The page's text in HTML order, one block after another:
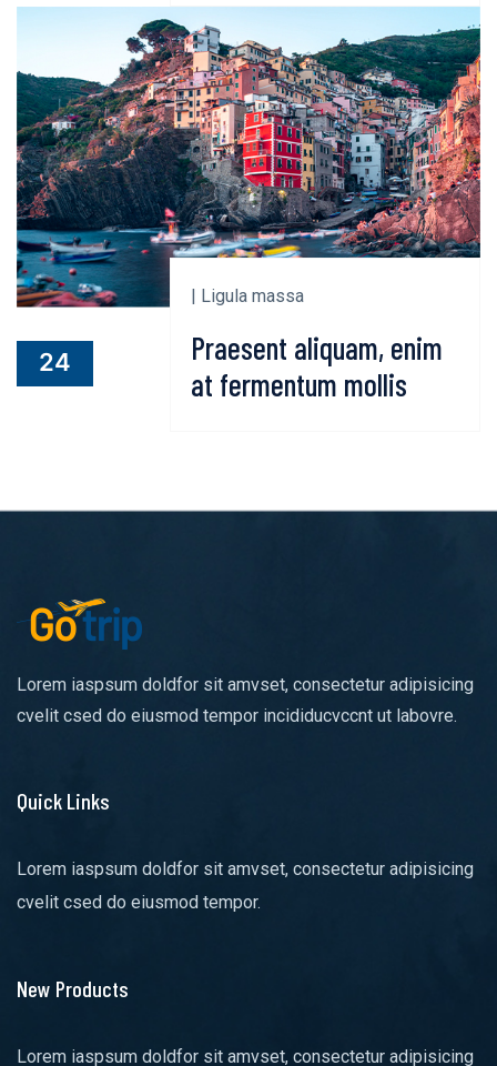
| Ligula massa
Praesent aliquam, enim
at fermentum mollis
24
Lorem iaspsum doldfor sit amvset, consectetur adipisicing
cvelit csed do eiusmod tempor incididucvccnt ut labovre.
Quick Links
Lorem iaspsum doldfor sit amvset, consectetur adipisicing
cvelit csed do eiusmod tempor.
New Products
Lorem iaspsum doldfor sit amvset, consectetur adipisicing